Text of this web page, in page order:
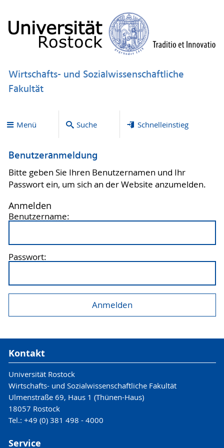
Wirtschafts- und Sozialwissenschaftliche
Fakultät
Menü Suche Schnelleinstieg
Benutzeranmeldung
Bitte geben Sie Ihren Benutzernamen und Ihr
Passwort ein, um sich an der Website anzumelden.
Anmelden
Benutzername:
Passwort:
Kontakt
Universität Rostock
Wirtschafts- und Sozialwissenschaftliche Fakultät
Ulmenstraße 69, Haus 1 (Thünen-Haus)
18057 Rostock
Tel.: +49 (0) 381 498 - 4000
Service